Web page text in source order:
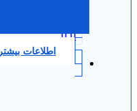
0.0
اطلاعات بیشتر